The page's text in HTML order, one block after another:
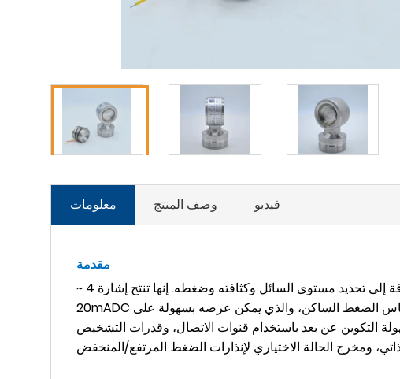
معلومات وصف المنتج فيديو
مقدمة
جهاز إرسال الضغط (التفاضلي) متعدد الاستخدامات وقادر على قياس تدفق السوائل أو الغازات أو البخار، بالإضافة إلى تحديد مستوى السائل وكثافته وضغطه. إنها تنتج إشارة 4 ~
20mADC تتوافق مع الضغط التفاضلي المقاس. يُعرف مستشعر جهاز الإرسال هذا بالدقة العالية والثبات، ويمكنه أيضًا قياس الضغط الساكن، والذي يمكن عرضه بسهولة على
التكوين عن بعد باستخدام قنوات الاتصال، وقدرات التشخيص